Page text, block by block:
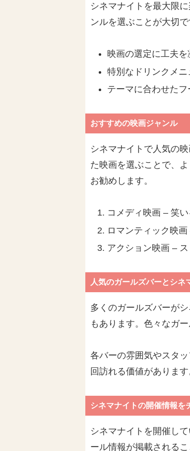
シネマナイトを最大限
ンルを選ぶことが大切
映画の選定に工夫を
特別なドリンクメニ
テーマに合わせた
おすすめの映画ジャンル
シネマナイトで人気の
た映画を選ぶことで、
お勧めします。
コメディ映画 – 笑
ロマンティック映
アクション映画 –
人気のガールズバーとシネ
多くのガールズバーが
もあります。色々なガ
各バーの雰囲気やスタ
回訪れる価値があります
シネマナイトの開催情報を
シネマナイトを開催し
ール情報が掲載される